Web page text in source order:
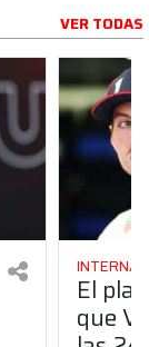
VER TODAS
El
que